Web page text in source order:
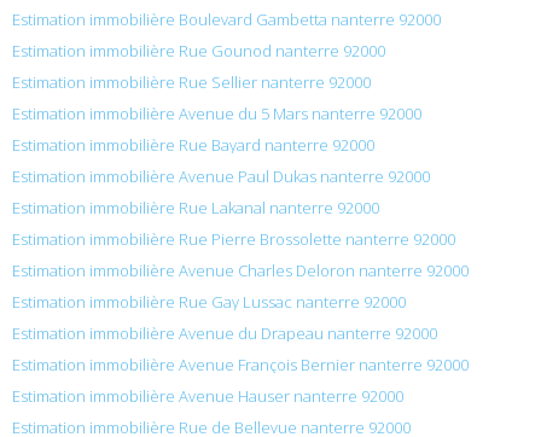
Estimation immobilière Boulevard Gambetta nanterre 92000
Estimation immobilière Rue Gounod nanterre 92000
Estimation immobilière Rue Sellier nanterre 92000
Estimation immobilière Avenue du 5 Mars nanterre 92000
Estimation immobilière Rue Bayard nanterre 92000
Estimation immobilière Avenue Paul Dukas nanterre 92000
Estimation immobilière Rue Lakanal nanterre 92000
Estimation immobilière Rue Pierre Brossolette nanterre 92000
Estimation immobilière Avenue Charles Deloron nanterre 92000
Estimation immobilière Rue Gay Lussac nanterre 92000
Estimation immobilière Avenue du Drapeau nanterre 92000
Estimation immobilière Avenue François Bernier nanterre 92000
Estimation immobilière Avenue Hauser nanterre 92000
Estimation immobilière Rue de Bellevue nanterre 92000